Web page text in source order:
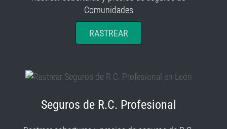
RASTREAR
Rastrear coberturas y precios de seguros de R.C.
Profesional